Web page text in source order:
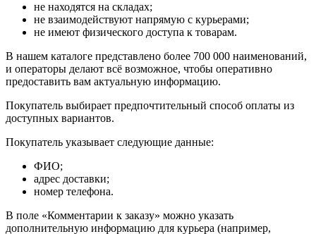
не находятся на складах;
не взаимодействуют напрямую с курьерами;
не имеют физического доступа к товарам.
В нашем каталоге представлено более 700 000 наименований,
и операторы делают всё возможное, чтобы оперативно
предоставить вам актуальную информацию.
Покупатель выбирает предпочтительный способ оплаты из
доступных вариантов.
Покупатель указывает следующие данные:
ФИО;
адрес доставки;
номер телефона.
В поле «Комментарии к заказу» можно указать
дополнительную информацию для курьера (например,